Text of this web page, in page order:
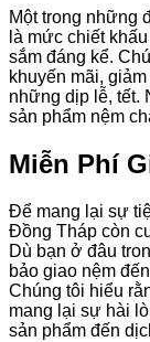
Một trong những
là mức chiết
sắm đáng kể.
khuyến mãi,
những dịp lễ, tết.
sản phẩm nệm
Miễn Phí
Để mang lại sự
Đồng Tháp còn
Dù bạn ở đâu
bảo giao nệm
Chúng tôi hiểu
mang lại sự hài
sản phẩm đến